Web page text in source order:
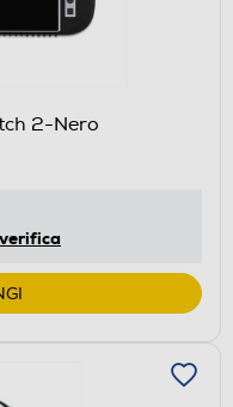
2-Nero
verifica